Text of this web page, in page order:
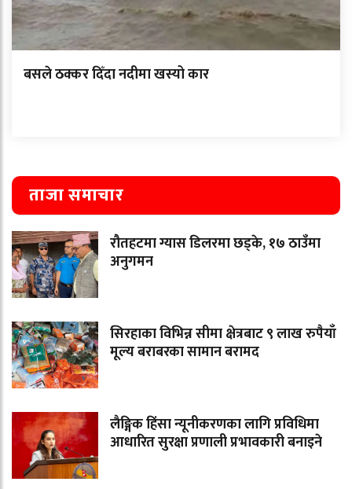
बसले ठक्कर दिँदा नदीमा खस्यो कार
ताजा समाचार
रौतहटमा ग्यास डिलरमा छड्के, १७ ठाउँमा
अनुगमन
सिरहाका विभिन्न सीमा क्षेत्रबाट ९ लाख रुपैयाँ
मूल्य बराबरका सामान बरामद
लैङ्गिक हिंसा न्यूनीकरणका लागि प्रविधिमा
आधारित सुरक्षा प्रणाली प्रभावकारी बनाइने